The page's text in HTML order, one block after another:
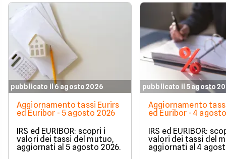
pubblicato il 6 agosto 2026
Aggiornamento tassi Eurirs
ed Euribor - 5 agosto 2026
IRS ed EURIBOR: scopri i
valori dei tassi del mutuo,
aggiornati al 5 agosto 2026.
pubblicato il 5 agosto
Aggiornamento
ed Euribor - 4
IRS ed EURIBOR:
valori dei tassi del
aggiornati al 4